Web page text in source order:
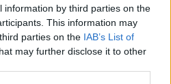
information by third parties on the
This information may
parties on the IAB’s List of
may further disclose it to other
διάσταση των
καινοτομία:
δε βρίσκεται πλέον